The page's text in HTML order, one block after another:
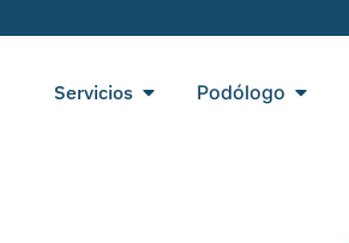
Servicios Podólogo